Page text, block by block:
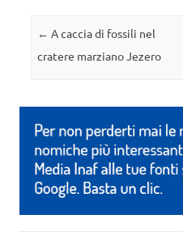
Navigazione articolo
← A caccia di fossili nel
cratere marziano Jezero